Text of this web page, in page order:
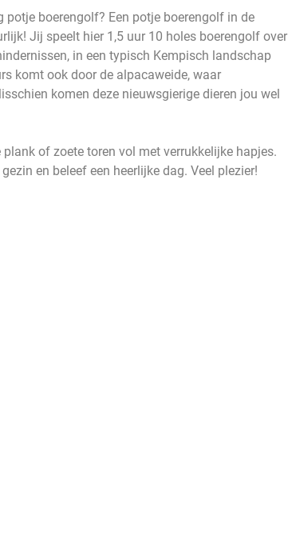
potje boerengolf? Een potje boerengolf in de
Jij speelt hier 1,5 uur 10 holes boerengolf over
in een typisch Kempisch landschap
komt ook door de alpacaweide, waar
komen deze nieuwsgierige dieren jou wel
of zoete toren vol met verrukkelijke hapjes.
en beleef een heerlijke dag. Veel plezier!